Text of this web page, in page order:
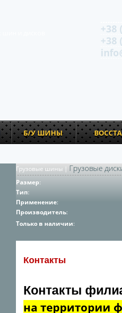
+38
+38
Б/У ШИНЫ
Грузовые шины | Грузовые
Размер:
Тип:
Применение:
Производитель:
Только в наличии:
Контакты
Контакты
на территории